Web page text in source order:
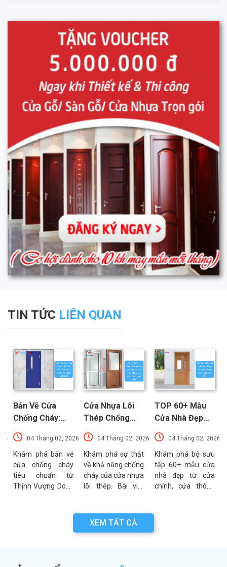
TIN TỨC LIÊN QUAN
Bản Vẽ Cửa
Chống Cháy:
Tạo Và Tiêu
Chuẩn Kỹ Thuật
Mới Nhất
04 Tháng 02, 2026
Khám phá bản vẽ
cửa chống cháy
tiêu chuẩn từ
Thịnh Vượng Door.
sơ đồ cấu tạo và
Cửa Nhựa Lõi
Thép Chống
Và Các Tiêu
Chuẩn An Toàn
PCCC Mới Nhất
04 Tháng 02, 2026
Khám phá sự thật
về khả năng chống
cháy của cửa nhựa
lõi thép. Bài viết
và các tiêu chuẩn
an toàn PCCC mới
TOP 60+ Mẫu
Cửa Nhà Đẹp
Trọng Xu
Hướng Mới Nhất
04 Tháng 02, 2026
Khám phá bộ sưu
tập 60+ mẫu cửa
nhà đẹp từ cửa
chính, cửa thông
XEM TẤT CẢ